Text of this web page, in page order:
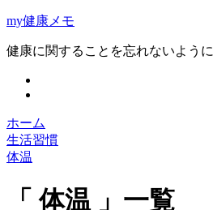
my健康メモ
健康に関することを忘れないように
ホーム
生活習慣
体温
体温 一覧